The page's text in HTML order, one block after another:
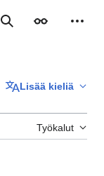
Haku Ulkoasu
Lisää kieliä
Työkalut